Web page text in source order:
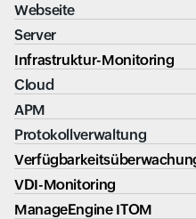
Webseite
Server
Infrastruktur-Monitoring
Cloud
APM
Protokollverwaltung
VDI-Monitoring
ManageEngine ITOM